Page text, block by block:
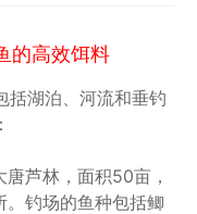
的高效饵料
括湖泊、河流和垂钓
芦林，面积50亩，
。钓场的鱼种包括鲫